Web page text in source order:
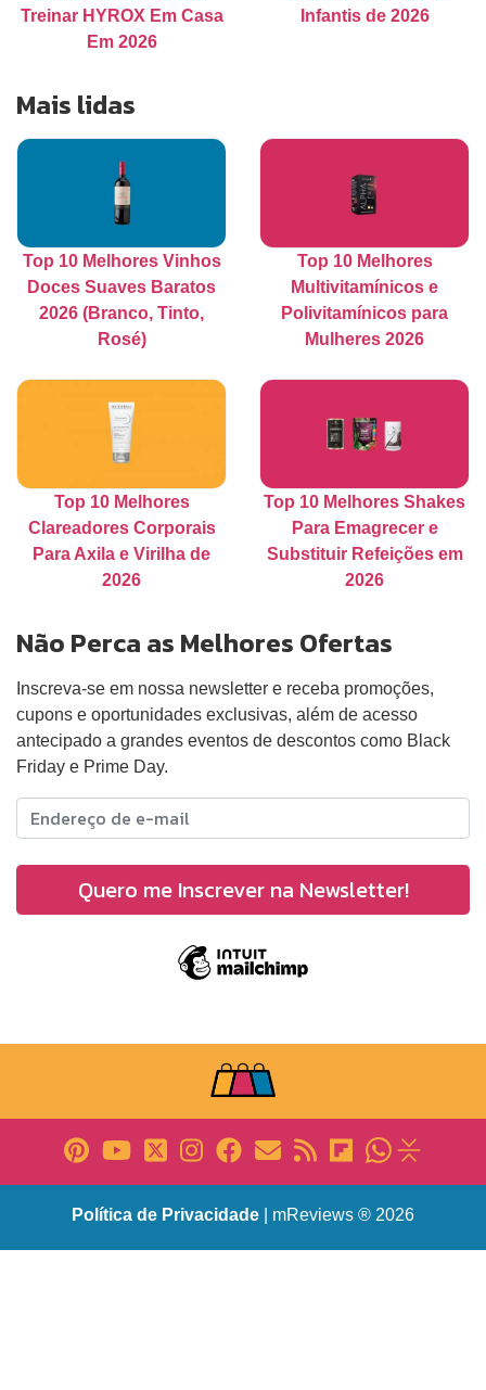
Treinar HYROX Em Casa
Em 2026
Infantis de 2026
Mais lidas
Top 10 Melhores Vinhos
Doces Suaves Baratos
2026 (Branco, Tinto,
Rosé)
Top 10 Melhores
Multivitamínicos e
Polivitamínicos para
Mulheres 2026
Top 10 Melhores
Clareadores Corporais
Para Axila e Virilha de
2026
Top 10 Melhores Shakes
Para Emagrecer e
Substituir Refeições em
2026
Não Perca as Melhores Ofertas
Inscreva-se em nossa newsletter e receba promoções,
cupons e oportunidades exclusivas, além de acesso
antecipado a grandes eventos de descontos como Black
Friday e Prime Day.
Política de Privacidade | mReviews ® 2026